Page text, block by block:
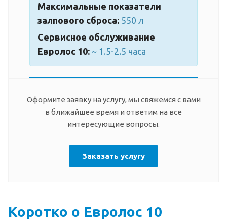
Максимальные показатели
залпового сброса: 550 л
Сервисное обслуживание
Евролос 10: ~ 1.5-2.5 часа
Оформите заявку на услугу, мы свяжемся с вами
в ближайшее время и ответим на все
интересующие вопросы.
Заказать услугу
Коротко о Евролос 10